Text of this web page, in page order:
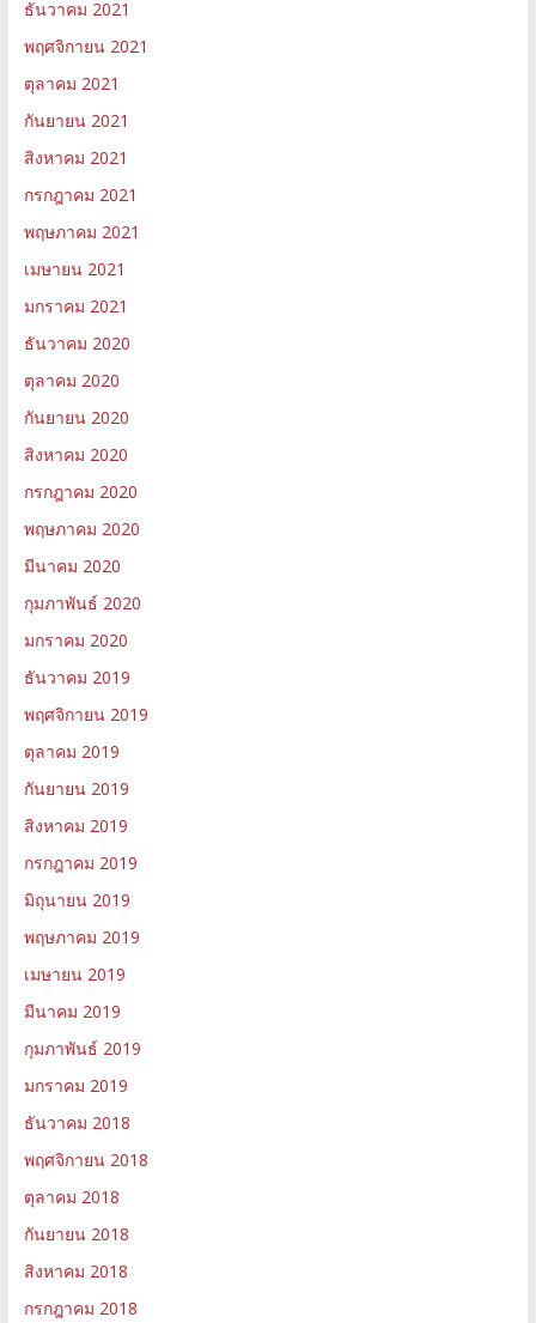
ธันวาคม 2021
พฤศจิกายน 2021
ตุลาคม 2021
กันยายน 2021
สิงหาคม 2021
กรกฎาคม 2021
พฤษภาคม 2021
เมษายน 2021
มกราคม 2021
ธันวาคม 2020
ตุลาคม 2020
กันยายน 2020
สิงหาคม 2020
กรกฎาคม 2020
พฤษภาคม 2020
มีนาคม 2020
กุมภาพันธ์ 2020
มกราคม 2020
ธันวาคม 2019
พฤศจิกายน 2019
ตุลาคม 2019
กันยายน 2019
สิงหาคม 2019
กรกฎาคม 2019
มิถุนายน 2019
พฤษภาคม 2019
เมษายน 2019
มีนาคม 2019
กุมภาพันธ์ 2019
มกราคม 2019
ธันวาคม 2018
พฤศจิกายน 2018
ตุลาคม 2018
กันยายน 2018
สิงหาคม 2018
กรกฎาคม 2018